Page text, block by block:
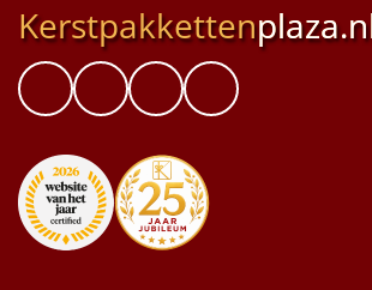
Kerstpakketten